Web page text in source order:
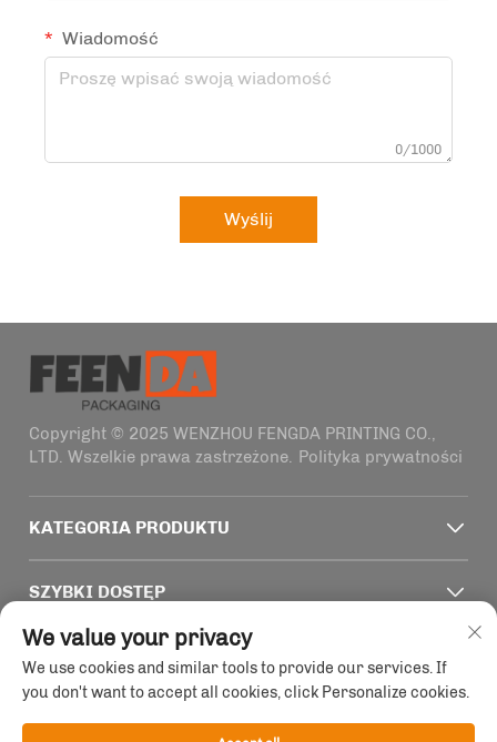
Wiadomość
0/1000
Wyślij
Copyright © 2025 WENZHOU FENGDA PRINTING CO.,
LTD. Wszelkie prawa zastrzeżone. Polityka prywatności
KATEGORIA PRODUKTU
SZYBKI DOSTĘP
INFORMACJE KONTAKTOWE
Office add : Budynek 4, nr 1915-2011 ulica Haifeng,
We value your privacy
We use cookies and similar tools to provide our services. If
you don't want to accept all cookies, click Personalize cookies.